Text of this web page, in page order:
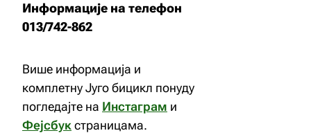
Информације на телефон
013/742-862
Више информација и
комплетну Југо бицикл понуду
погледајте на Инстаграм и
Фејсбук страницама.